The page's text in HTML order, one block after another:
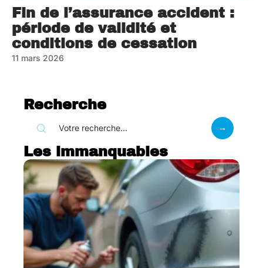
Fin de l’assurance accident :
période de validité et
conditions de cessation
11 mars 2026
Recherche
Les immanquables